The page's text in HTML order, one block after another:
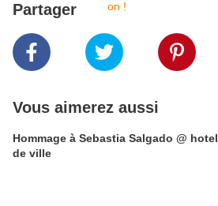
Partager
Vous aimerez aussi
Hommage à Sebastia Salgado @ hotel
de ville